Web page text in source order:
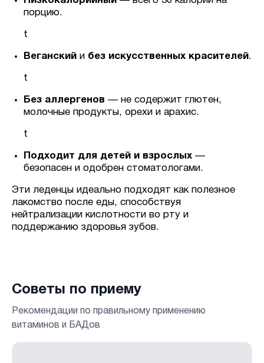
порцию.
t
Веганский и без искусственных красителей.
t
Без аллергенов — не содержит глютен,
молочные продукты, орехи и арахис.
t
Подходит для детей и взрослых —
безопасен и одобрен стоматологами.
Эти леденцы идеально подходят как полезное
лакомство после еды, способствуя
нейтрализации кислотности во рту и
поддержанию здоровья зубов.
Советы по приему
Рекомендации по правильному применению
витаминов и БАДов